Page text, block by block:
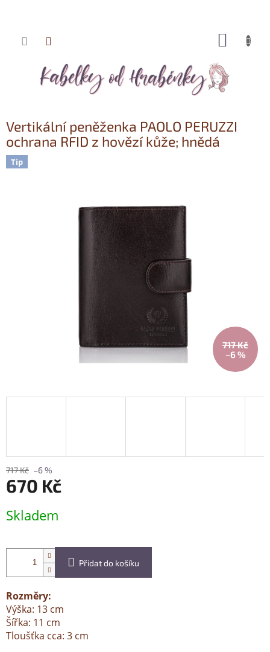
Přejít
Vertikální peněženka PAOLO PERUZZI
ochrana RFID z hovězí kůže; hnědá
Tip
717 Kč
–6 %
717 Kč –6 %
670 Kč
cena:
Skladem
Přidat do košíku
Rozměry:
Výška: 13 cm
Šířka: 11 cm
Tloušťka cca: 3 cm